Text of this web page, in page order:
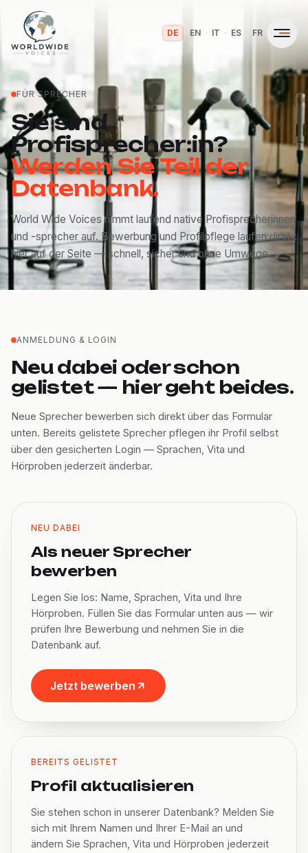
DE EN · IT · ES FR
FÜR SPRECHER
Sie sind
Profisprecher:in?
Werden Sie Teil der
Datenbank.
World Wide Voices nimmt laufend native Profisprecherinnen
und -sprecher auf. Bewerbung und Profilpflege laufen direkt
hier auf der Seite — schnell, sicher und ohne Umwege.
ANMELDUNG & LOGIN
Neu dabei oder schon
gelistet — hier geht beides.
Neue Sprecher bewerben sich direkt über das Formular
unten. Bereits gelistete Sprecher pflegen ihr Profil selbst
über den gesicherten Login — Sprachen, Vita und
Hörproben jederzeit änderbar.
NEU DABEI
Als neuer Sprecher
bewerben
Legen Sie los: Name, Sprachen, Vita und Ihre
Hörproben. Füllen Sie das Formular unten aus — wir
prüfen Ihre Bewerbung und nehmen Sie in die
Datenbank auf.
Jetzt bewerben
BEREITS GELISTET
Profil aktualisieren
Sie stehen schon in unserer Datenbank? Melden Sie
sich mit Ihrem Namen und Ihrer E-Mail an und
ändern Sie Sprachen, Vita und Hörproben jederzeit